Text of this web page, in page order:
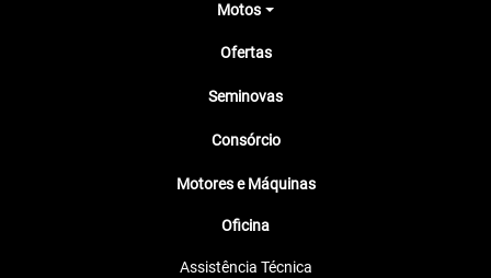
Motos
Ofertas
Seminovas
Consórcio
Motores e Máquinas
Oficina
Assistência Técnica